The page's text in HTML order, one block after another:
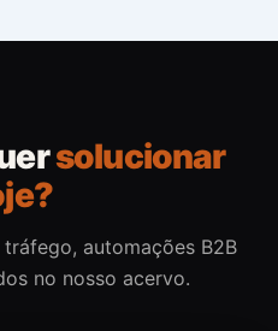
solucionar
automações B2B
no nosso acervo.